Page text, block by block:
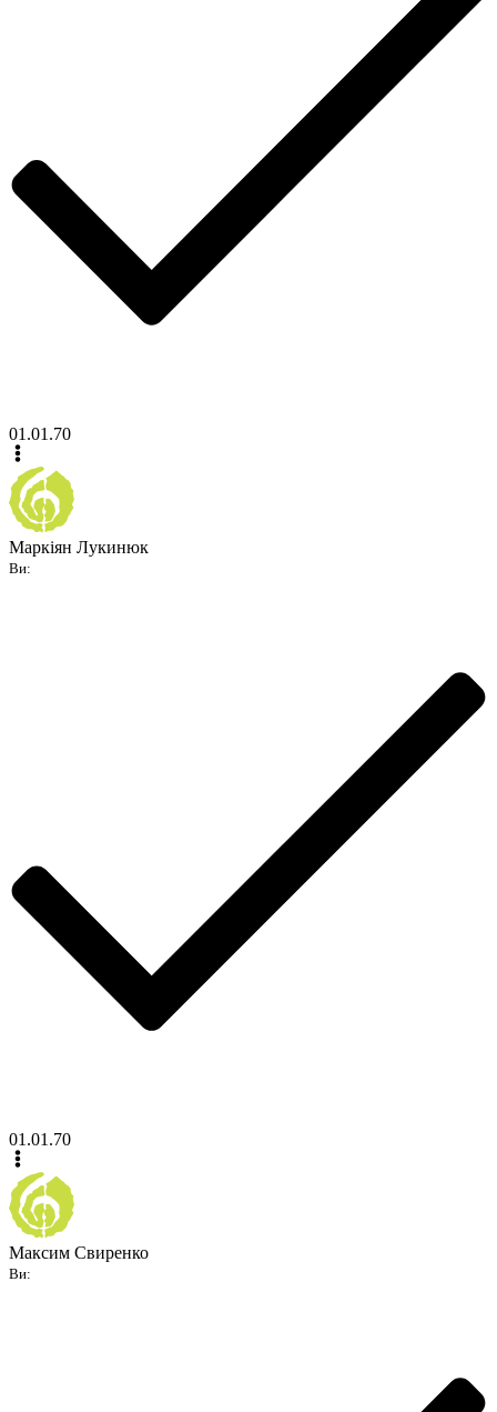
01.01.70
Маркіян Лукинюк
Ви:
01.01.70
Максим Свиренко
Ви: